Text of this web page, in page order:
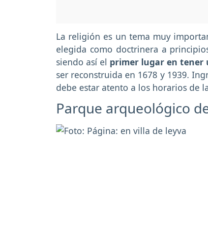
La religión es un tema muy
elegida como doctrinera a
siendo así el primer lugar en tener
ser reconstruida en 1678 y 1939.
debe estar atento a los horarios de
Parque arqueológico